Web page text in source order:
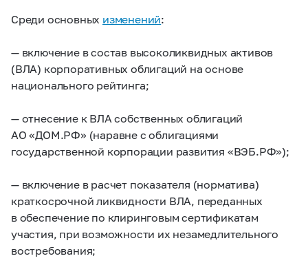
Среди основных изменений:
— включение в состав высоколиквидных активов
(ВЛА) корпоративных облигаций на основе
национального рейтинга;
— отнесение к ВЛА собственных облигаций
АО «ДОМ.РФ» (наравне с облигациями
государственной корпорации развития «ВЭБ.РФ»);
— включение в расчет показателя (норматива)
краткосрочной ликвидности ВЛА, переданных
в обеспечение по клиринговым сертификатам
участия, при возможности их незамедлительного
востребования;